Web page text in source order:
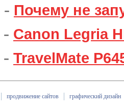
- Почему не
- Canon Legria
- TravelMate
продвижение сайтов графический дизайн